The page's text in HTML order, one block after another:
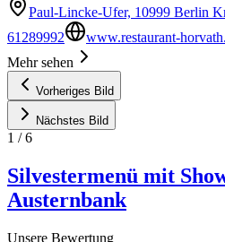
Paul-Lincke-Ufer, 10999 Berlin
61289992
www.restaurant-
Mehr sehen
Vorheriges Bild
Nächstes Bild
1 /6
Silvestermenü mit
Austernbank
Unsere Bewertung